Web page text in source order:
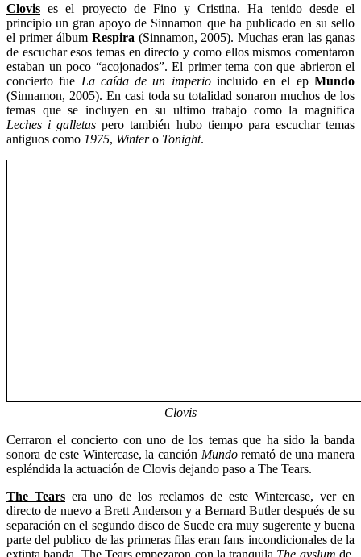
Clovis es el proyecto de Fino y Cristina. Ha tenido desde el
principio un gran apoyo de Sinnamon que ha publicado en su sello
el primer álbum Respira (Sinnamon, 2005). Muchas eran las ganas
de escuchar esos temas en directo y como ellos mismos comentaron
estaban un poco “acojonados”. El primer tema con que abrieron el
concierto fue La caída de un imperioincluido en el epMundo
(Sinnamon, 2005). En casi toda su totalidad sonaron muchos de los
temas que se incluyen en su ultimo trabajo como la magnifica
Leches i galletas pero también hubo tiempo para escuchar temas
antiguos como 1975, Wintero Tonight.
Clovis
Cerraron el concierto con uno de los temas que ha sido la banda
sonora de este Wintercase, la canción Mundoremató de una manera
espléndida la actuación de Clovis dejando paso a The Tears.
The Tears era uno de los reclamos de este Wintercase, ver en
directo de nuevo a Brett Anderson y a Bernard Butler después de su
separación en el segundo disco de Suede era muy sugerente y buena
parte del publico de las primeras filas eran fans incondicionales de la
extinta banda. The Tears empezaron con la tranquila The ayslum de,